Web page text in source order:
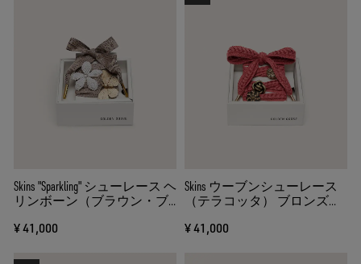
Skins "Sparkling" シューレース ヘ
リンボーン（ブラウン・ブ
チャーム
¥ 41,000
Skins ウーブンシューレース
（テラコッタ） ブロンズジ
¥ 41,000